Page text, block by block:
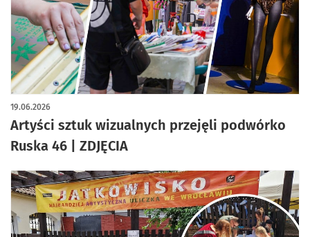
Artyści sztuk wizualnych przejęli podwórko
Ruska 46 | ZDJĘCIA
19.06.2026
artykuł z galerią zdjęć